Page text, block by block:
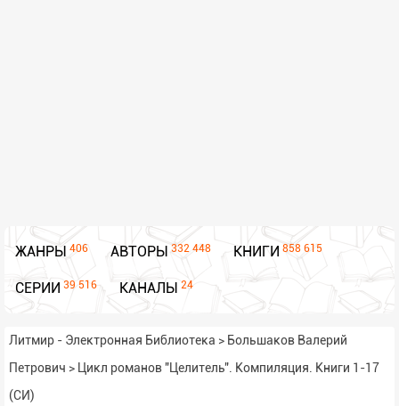
ЖАНРЫ 406 АВТОРЫ 332 448 КНИГИ 858 615
СЕРИИ 39 516 КАНАЛЫ 24
Литмир - Электронная Библиотека > Большаков Валерий
Петрович > Цикл романов "Целитель". Компиляция. Книги 1-17
(СИ)